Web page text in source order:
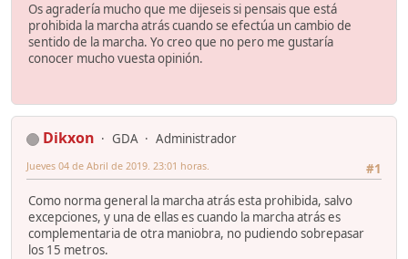
Os agradería mucho que me dijeseis si pensais que está
prohibida la marcha atrás cuando se efectúa un cambio de
sentido de la marcha. Yo creo que no pero me gustaría
conocer mucho vuesta opinión.
Dikxon GDA
Administrador
#1
Jueves 04 de Abril de 2019. 23:01 horas.
Como norma general la marcha atrás esta prohibida, salvo
excepciones, y una de ellas es cuando la marcha atrás es
complementaria de otra maniobra, no pudiendo sobrepasar
los 15 metros.